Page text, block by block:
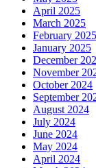
May 2023
April 2023
March 2023
February 2023
January 2023
December
November
October 2022
September
August 2022